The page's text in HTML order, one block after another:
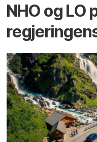
NHO og LO